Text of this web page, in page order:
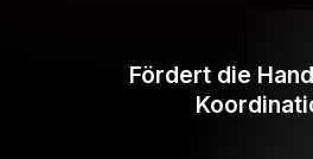
Fördert die